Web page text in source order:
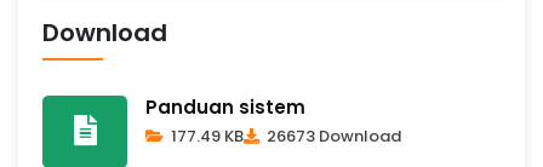
Download
Panduan sistem
177.49 KB 26673 Download